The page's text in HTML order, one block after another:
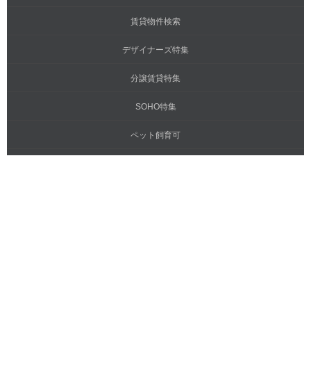
賃貸物件検索
デザイナーズ特集
分譲賃貸特集
SOHO特集
ペット飼育可